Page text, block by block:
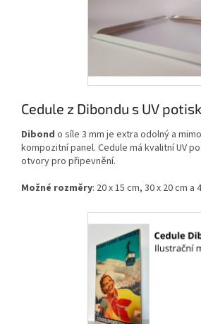
Cedule z Dibondu s UV
Dibond o síle 3 mm je extra odolný a
kompozitní panel. Cedule má kvalitní UV
otvory pro připevnění.
Možné rozměry: 20 x 15 cm, 30 x 20 cm a